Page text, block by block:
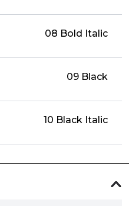
08 Bold Italic
09 Black
10 Black Italic